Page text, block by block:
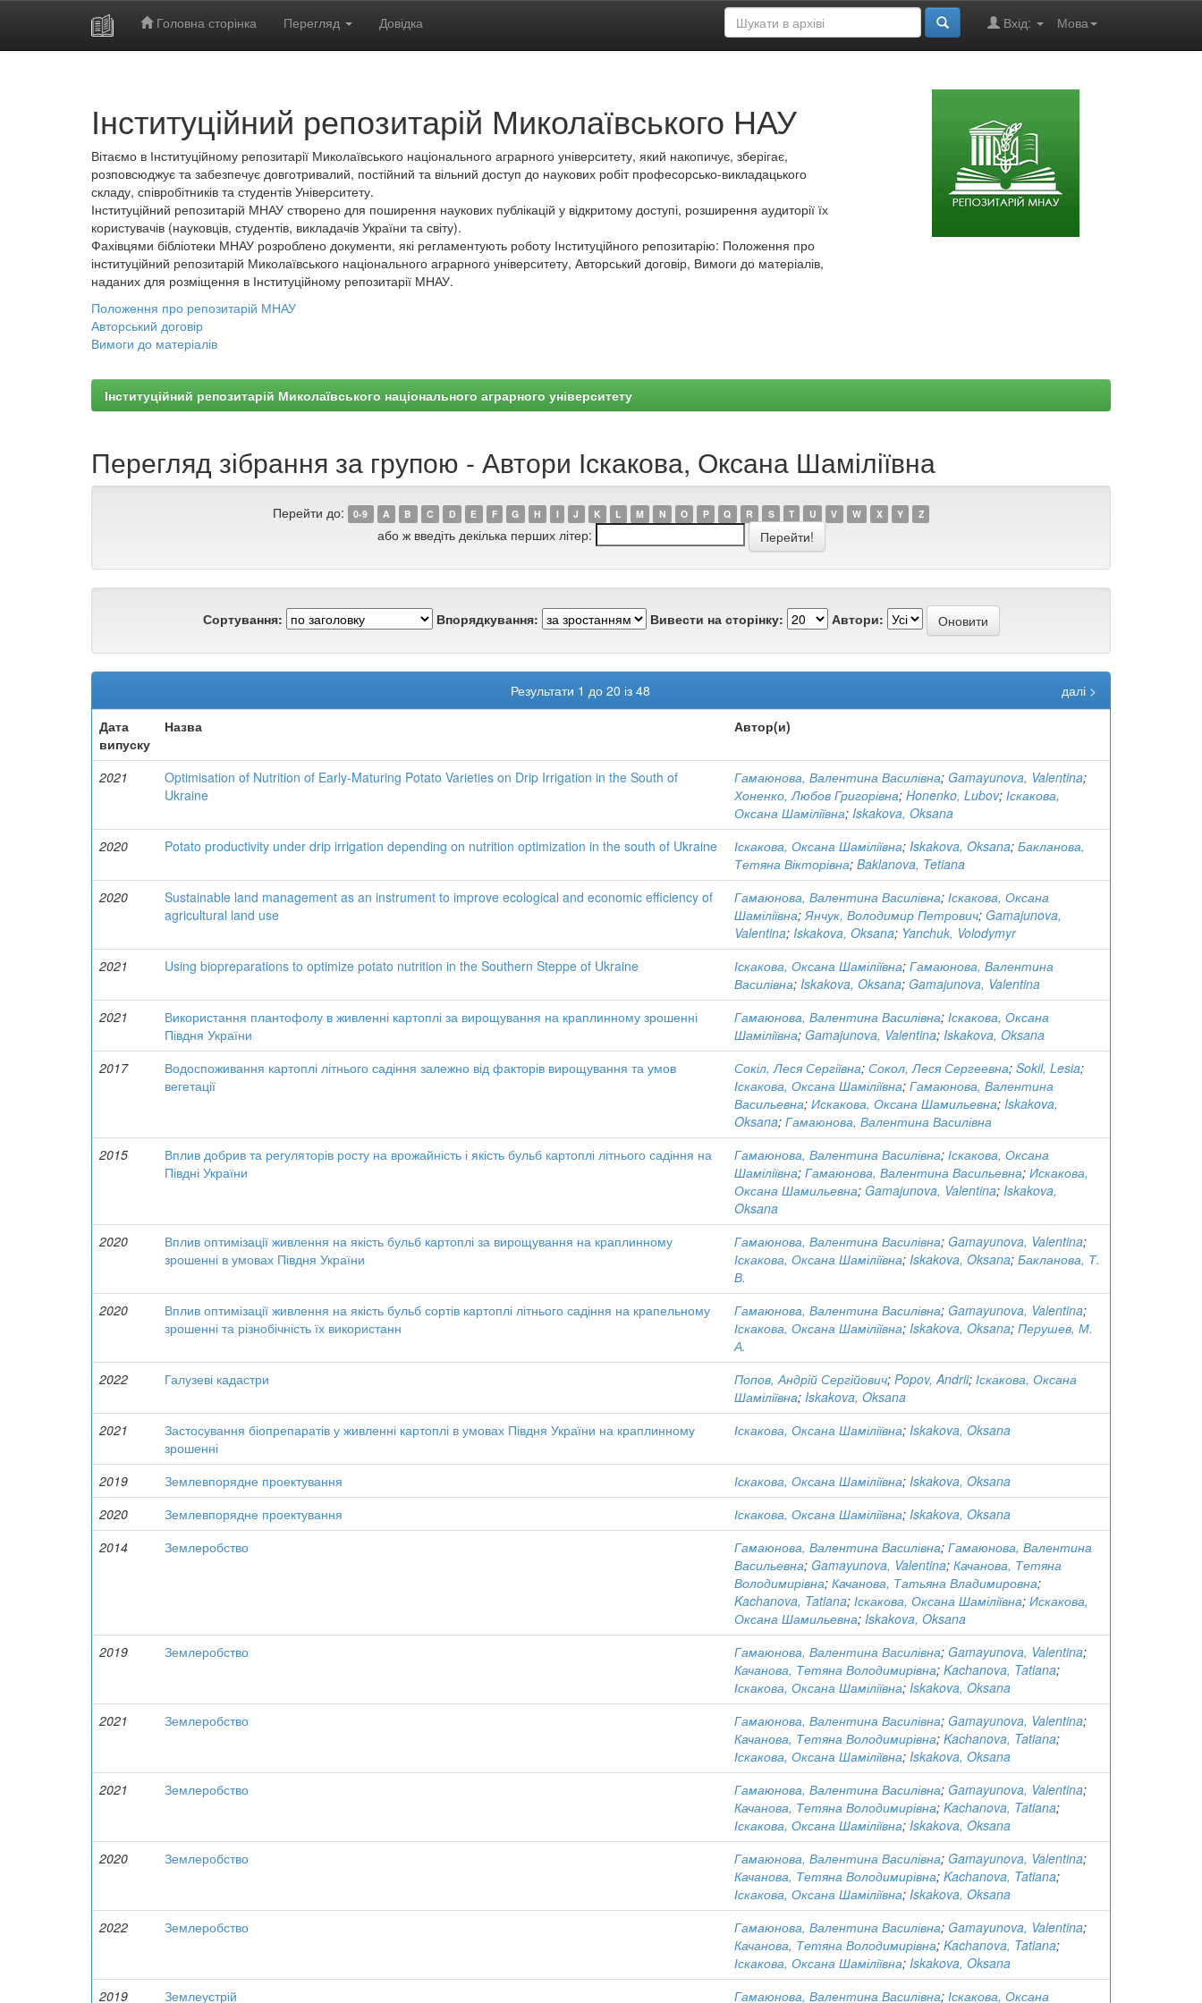
Головна сторінка Перегляд Довідка Мова
Вхід:
Інституційний репозитарій Миколаївського НАУ
Вітаємо в Інституційному репозитарії Миколаївського національного аграрного університету, який накопичує, зберігає,
розповсюджує та забезпечує довготривалий, постійний та вільний доступ до наукових робіт професорсько-викладацького
складу, співробітників та студентів Університету.
Інституційний репозитарій МНАУ створено для поширення наукових публікацій у відкритому доступі, розширення аудиторії їх
користувачів (науковців, студентів, викладачів України та світу).
Фахівцями бібліотеки МНАУ розроблено документи, які регламентують роботу Інституційного репозитарію: Положення про
інституційний репозитарій Миколаївського національного аграрного університету, Авторський договір, Вимоги до матеріалів,
наданих для розміщення в Інституційному репозитарії МНАУ.
Положення про репозитарій МНАУ
Авторський договір
Вимоги до матеріалів
Інституційний репозитарій Миколаївського національного аграрного університету
Перегляд зібрання за групою - Автори Іскакова, Оксана Шаміліївна
Перейти до: 0-9 A B C D E F G H I J K L M N O P Q R S T U V W X Y Z
або ж введіть декілька перших літер:
Сортування: Впорядкування: Вивести на сторінку: Автори:
Результати 1 до 20 із 48
далі >
Дата
випуску
Назва Автор(и)
2021
Optimisation of Nutrition of Early-Maturing Potato Varieties on Drip Irrigation in the South of
Ukraine
Гамаюнова, Валентина Василівна; Gamayunova, Valentina;
Хоненко, Любов Григорівна; Honenko, Lubov; Іскакова,
Оксана Шаміліївна; Iskakova, Oksana
2020
Potato productivity under drip irrigation depending on nutrition optimization in the south of Ukraine Іскакова, Оксана Шаміліївна; Iskakova, Oksana; Бакланова,
Тетяна Вікторівна; Baklanova, Tetiana
2020
Sustainable land management as an instrument to improve ecological and economic efficiency of
agricultural land use
Гамаюнова, Валентина Василівна; Іскакова, Оксана
Шаміліївна;Янчук, Володимир Петрович; Gamajunova,
Valentina; Iskakova, Oksana; Yanchuk, Volodymyr
2021
Using biopreparations to optimize potato nutrition in the Southern Steppe of Ukraine Іскакова, Оксана Шаміліївна; Гамаюнова, Валентина
Василівна; Iskakova, Oksana; Gamajunova, Valentina
2021
Використання плантофолу в живленні картоплі за вирощування на краплинному зрошенні
Півдня України
Гамаюнова, Валентина Василівна; Іскакова, Оксана
Шаміліївна; Gamajunova, Valentina; Iskakova, Oksana
2017
Водоспоживання картоплі літнього садіння залежно від факторів вирощування та умов
вегетації
Сокіл, Леся Сергіївна; Сокол, Леся Сергеевна; Sokil, Lesia;
Іскакова, Оксана Шаміліївна; Гамаюнова, Валентина
Васильевна; Искакова, Оксана Шамильевна; Iskakova,
Oksana; Гамаюнова, Валентина Василівна
2015
Вплив добрив та регуляторів росту на врожайність і якість бульб картоплі літнього садіння на
Півдні України
Гамаюнова, Валентина Василівна; Іскакова, Оксана
Шаміліївна; Гамаюнова, Валентина Васильевна; Искакова,
Оксана Шамильевна; Gamajunova, Valentina; Iskakova,
Oksana
2020
Вплив оптимізації живлення на якість бульб картоплі за вирощування на краплинному
зрошенні в умовах Півдня України
Гамаюнова, Валентина Василівна; Gamayunova, Valentina;
Іскакова, Оксана Шаміліївна; Iskakova, Oksana; Бакланова, Т.
В.
2020
Вплив оптимізації живлення на якість бульб сортів картоплі літнього садіння на крапельному
зрошенні та різнобічність їх використанн
Гамаюнова, Валентина Василівна; Gamayunova, Valentina;
Іскакова, Оксана Шаміліївна; Iskakova, Oksana; Перушев, М.
А.
2022
Галузеві кадастри Попов, Андрій Сергійович; Popov, Andrii; Іскакова, Оксана
Шаміліївна; Iskakova, Oksana
2021
Застосування біопрепаратів у живленні картоплі в умовах Півдня України на краплинному
зрошенні
Іскакова, Оксана Шаміліївна; Iskakova, Oksana
2019 Землевпорядне проектування Іскакова, Оксана Шаміліївна; Iskakova, Oksana
2020
Землевпорядне проектування Іскакова, Оксана Шаміліївна; Iskakova, Oksana
2014
Землеробство Гамаюнова, Валентина Василівна; Гамаюнова, Валентина
Васильевна; Gamayunova, Valentina; Качанова, Тетяна
Володимирівна; Качанова, Татьяна Владимировна;
Kachanova, Tatiana; Іскакова, Оксана Шаміліївна; Искакова,
Оксана Шамильевна; Iskakova, Oksana
2019
Землеробство Гамаюнова, Валентина Василівна; Gamayunova, Valentina;
Качанова, Тетяна Володимирівна; Kachanova, Tatiana;
Іскакова, Оксана Шаміліївна; Iskakova, Oksana
2021
Землеробство Гамаюнова, Валентина Василівна; Gamayunova, Valentina;
Качанова, Тетяна Володимирівна; Kachanova, Tatiana;
Іскакова, Оксана Шаміліївна; Iskakova, Oksana
2021
Землеробство Гамаюнова, Валентина Василівна; Gamayunova, Valentina;
Качанова, Тетяна Володимирівна; Kachanova, Tatiana;
Іскакова, Оксана Шаміліївна; Iskakova, Oksana
2020
Землеробство Гамаюнова, Валентина Василівна; Gamayunova, Valentina;
Качанова, Тетяна Володимирівна; Kachanova, Tatiana;
Іскакова, Оксана Шаміліївна; Iskakova, Oksana
2022
Землеробство Гамаюнова, Валентина Василівна; Gamayunova, Valentina;
Качанова, Тетяна Володимирівна; Kachanova, Tatiana;
Іскакова, Оксана Шаміліївна; Iskakova, Oksana
2019
Землеустрій Гамаюнова, Валентина Василівна; Іскакова, Оксана